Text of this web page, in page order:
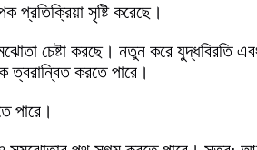
প্রতিক্রিয়া সৃষ্টি করেছে।
চেষ্টা করছে। নতুন করে যুদ্ধবিরতি এবং
ত্বরান্বিত করতে পারে।
পারে।